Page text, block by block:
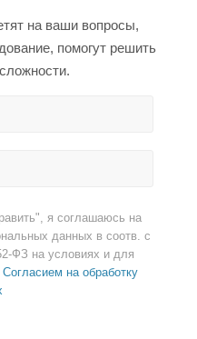
на ваши вопросы,
помогут решить
я соглашаюсь на
данных в соотв. с
ФЗ на условиях и для
Согласием на обработку